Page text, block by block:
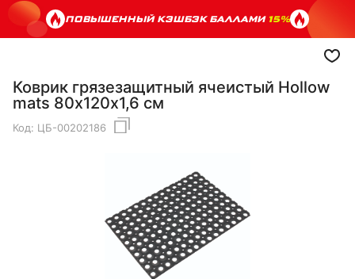
ПОВЫШЕННЫЙ КЭШБЭК БАЛЛАМИ15%
Коврик грязезащитный ячеистый Hollow
mats 80х120х1,6 см
Код: ЦБ-00202186